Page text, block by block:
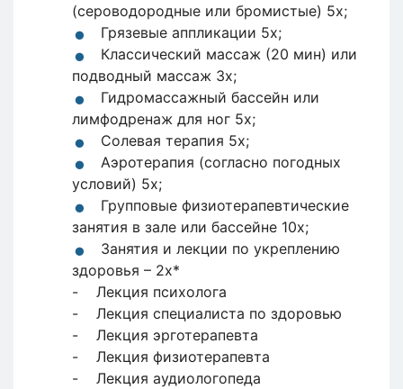
(сероводородные или бромистые) 5х;
Грязевые аппликации 5x;
Классический массаж (20 мин) или
подводный массаж 3x;
Гидромассажный бассейн или
лимфодренаж для ног 5x;
Солевая терапия 5x;
Аэротерапия (согласно погодных
условий) 5x;
Групповые физиотерапевтические
занятия в зале или бассейне 10x;
Занятия и лекции по укреплению
здоровья – 2x*
- Лекция психолога
- Лекция специалиста по здоровью
- Лекция эрготерапевта
- Лекция физиотерапевта
- Лекция аудиологопеда